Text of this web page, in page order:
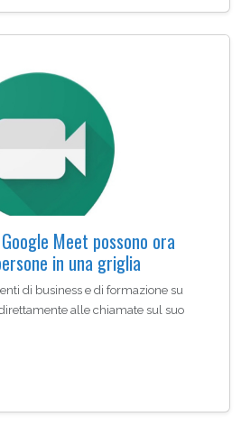
Meet possono ora
in una griglia
di business e di formazione su
alle chiamate sul suo